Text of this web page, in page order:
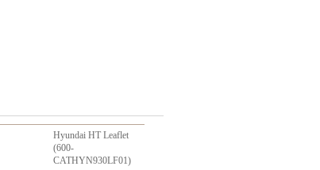
Hyundai HT Leaflet
(600-
CATHYN930LF01)